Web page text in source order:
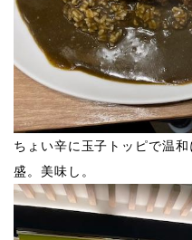
ちょい辛に玉子トッピで温
盛。美味し。